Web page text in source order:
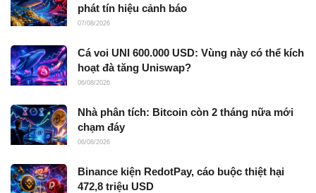
phát tín hiệu cảnh báo
07/08/2026
Cá voi UNI 600.000 USD: Vùng này có thể kích
hoạt đà tăng Uniswap?
06/08/2026
Nhà phân tích: Bitcoin còn 2 tháng nữa mới
chạm đáy
06/08/2026
Binance kiện RedotPay, cáo buộc thiệt hại
472,8 triệu USD